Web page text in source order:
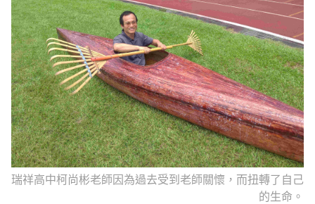
瑞祥高中柯尚彬老師因為過去受到老師關懷，而扭轉了自己
的生命。